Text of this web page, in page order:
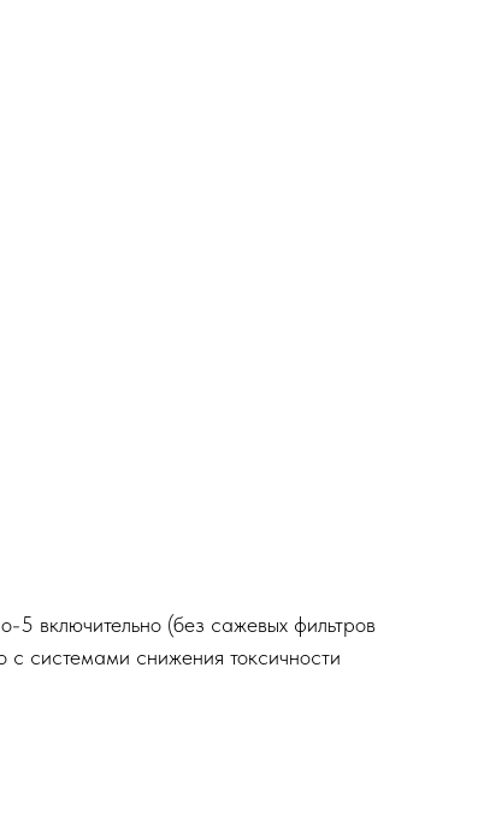
5 включительно (без сажевых фильтров
системами снижения токсичности